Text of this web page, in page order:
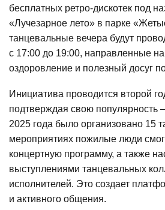
бесплатных ретро-дискотек под
«Лучезарное лето» в парке
танцевальные вечера будут
с 17:00 до 19:00, направленные
оздоровление и полезный досуг
Инициатива проводится второй
подтверждая свою популярность
2025 года было организовано 15
мероприятиях пожилые люди
концертную программу, а также
выступлениями танцевальных
исполнителей. Это создает
и активного общения.